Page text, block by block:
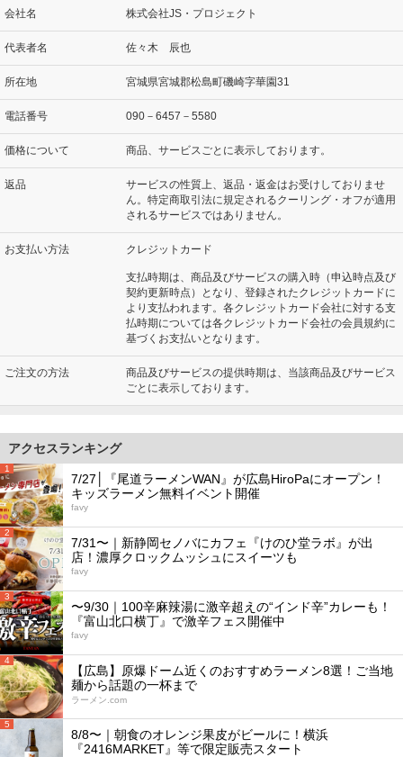
会社名 株式会社JS・プロジェクト
代表者名 佐々木 辰也
所在地 宮城県宮城郡松島町磯崎字華園31
電話番号 090－6457－5580
価格について 商品、サービスごとに表示しております。
返品
サービスの性質上、返品・返金はお受けしておりませ
ん。特定商取引法に規定されるクーリング・オフが適用
されるサービスではありません。
お支払い方法 クレジットカード
支払時期は、商品及びサービスの購入時（申込時点及び
契約更新時点）となり、登録されたクレジットカードに
より支払われます。各クレジットカード会社に対する支
払時期については各クレジットカード会社の会員規約に
基づくお支払いとなります。
ご注文の方法
商品及びサービスの提供時期は、当該商品及びサービス
ごとに表示しております。
アクセスランキング
1
7/27│『尾道ラーメンWAN』が広島HiroPaにオープン！
キッズラーメン無料イベント開催
favy
2
7/31〜｜新静岡セノバにカフェ『けのひ堂ラボ』が出
店！濃厚クロックムッシュにスイーツも
favy
3
〜9/30｜100辛麻辣湯に激辛超えの“インド辛”カレーも！
『富山北口横丁』で激辛フェス開催中
favy
4
【広島】原爆ドーム近くのおすすめラーメン8選！ご当地
麺から話題の一杯まで
ラーメン.com
5
8/8〜｜朝食のオレンジ果皮がビールに！横浜
『2416MARKET』等で限定販売スタート